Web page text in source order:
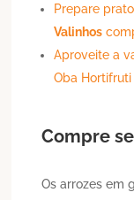
Prepare
Valinhos
Aproveite a
Oba
Compre
Os arrozes em